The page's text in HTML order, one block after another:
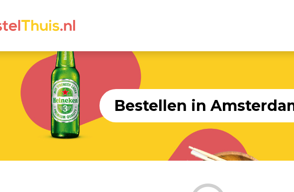
Bestellen in